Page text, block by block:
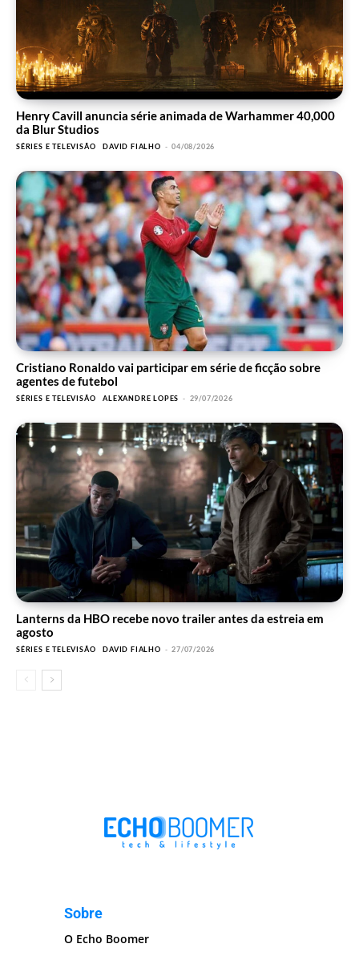
Henry Cavill anuncia série animada de Warhammer 40,000
da Blur Studios
SÉRIES E TELEVISÃO DAVID FIALHO - 04/08/2026
Cristiano Ronaldo vai participar em série de ficção sobre
agentes de futebol
SÉRIES E TELEVISÃO ALEXANDRE LOPES - 29/07/2026
Lanterns da HBO recebe novo trailer antes da estreia em
agosto
SÉRIES E TELEVISÃO DAVID FIALHO - 27/07/2026
Sobre
O Echo Boomer